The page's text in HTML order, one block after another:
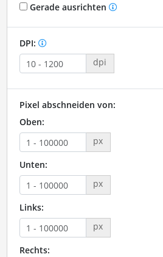
Gerade ausrichten
DPI:
dpi
Pixel abschneiden von:
Oben:
px
Unten:
px
Links:
px
Rechts: